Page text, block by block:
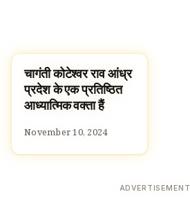
FAMOUS HINDUS
चागंती कोटेश्वर राव आंध्र
प्रदेश के एक प्रतिष्ठित
आध्यात्मिक वक्ता हैं
November 10, 2024
ADVERTISEMENT